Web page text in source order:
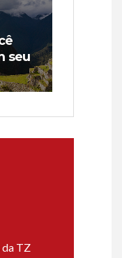
seu
da TZ